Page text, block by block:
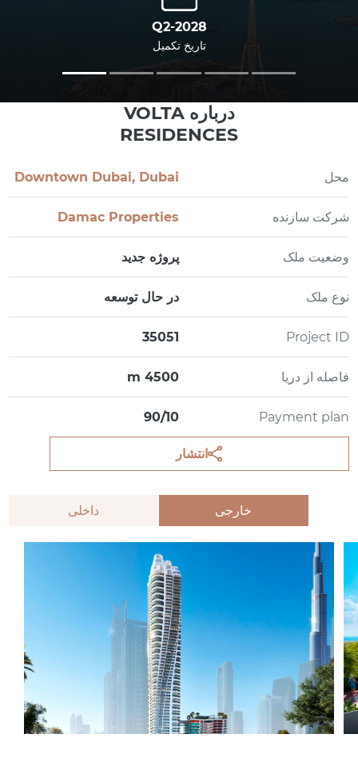
Q2-2028
تاریخ تکمیل
درباره VOLTA
RESIDENCES
محل Downtown Dubai, Dubai
شرکت سازنده Damac Properties
وضعیت ملک پروژه جدید
نوع ملک در حال توسعه
Project ID
35051
فاصله از دریا 4500 m
Payment plan
90/10
انتشار
خارجی داخلی